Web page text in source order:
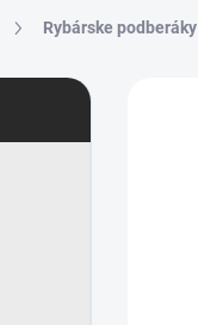
Rybárske podberáky